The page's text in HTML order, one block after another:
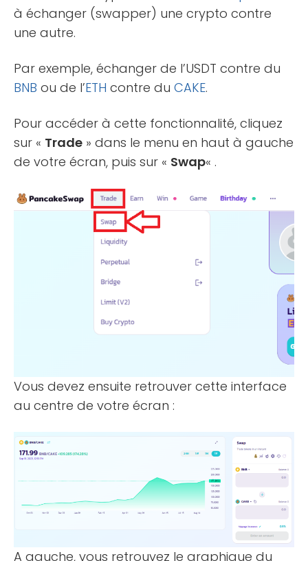
à échanger (swapper) une crypto contre
une autre.
Par exemple, échanger de l’USDT contre du
BNB ou de l’ETH contre du CAKE.
Pour accéder à cette fonctionnalité, cliquez
sur « Trade » dans le menu en haut à gauche
de votre écran, puis sur « Swap« .
Vous devez ensuite retrouver cette interface
au centre de votre écran :
A gauche, vous retrouvez le graphique du